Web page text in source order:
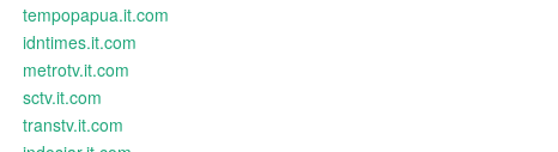
tempopapua.it.com
idntimes.it.com
metrotv.it.com
sctv.it.com
transtv.it.com